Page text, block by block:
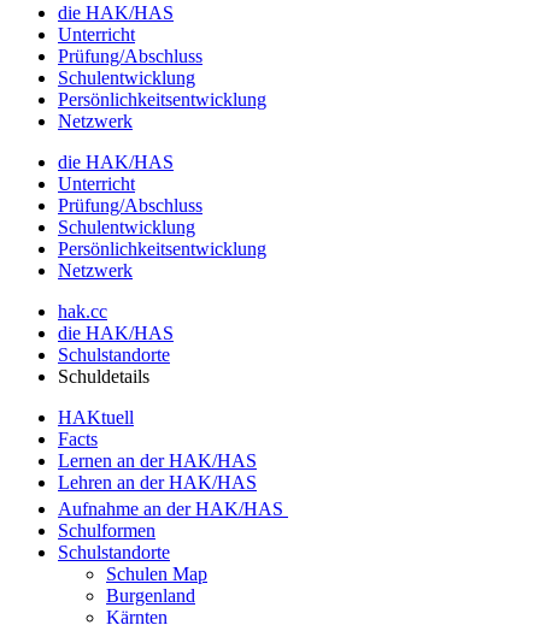
die HAK/HAS
Unterricht
Prüfung/Abschluss
Schulentwicklung
Persönlichkeitsentwicklung
Netzwerk
die HAK/HAS
Unterricht
Prüfung/Abschluss
Schulentwicklung
Persönlichkeitsentwicklung
Netzwerk
hak.cc
die HAK/HAS
Schulstandorte
Schuldetails
HAKtuell
Facts
Lernen an der HAK/HAS
Lehren an der HAK/HAS
Aufnahme an der HAK/HAS
Schulformen
Schulstandorte
Schulen Map
Burgenland
Kärnten